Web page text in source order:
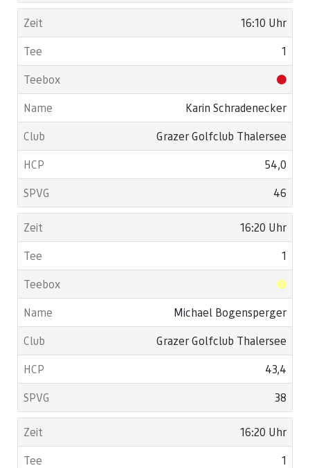
16:10 Uhr
1
Karin Schradenecker
Grazer Golfclub Thalersee
54,0
46
16:20 Uhr
1
Michael Bogensperger
Grazer Golfclub Thalersee
43,4
38
16:20 Uhr
1